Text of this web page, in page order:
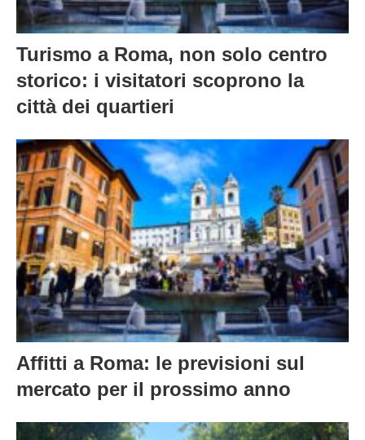
Turismo a Roma, non solo centro
storico: i visitatori scoprono la
città dei quartieri
Affitti a Roma: le previsioni sul
mercato per il prossimo anno